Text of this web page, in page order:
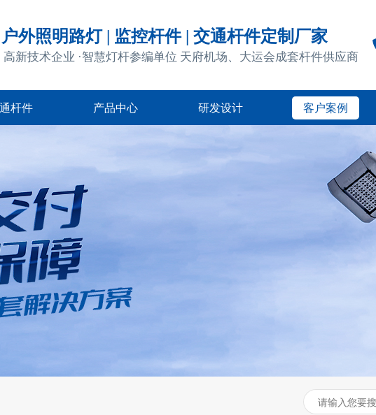
外照明路灯 | 监控杆件 | 交通杆件定制厂家
高新技术企业 ·智慧灯杆参编单位 天府机场、大运会成套杆件供应商
杆件 产品中心 研发设计 客户案例